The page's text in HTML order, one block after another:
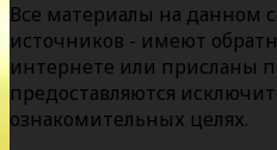
Все материалы на данном
источников - имеют
интернете или присланы
предоставляются
ознакомительных целях.